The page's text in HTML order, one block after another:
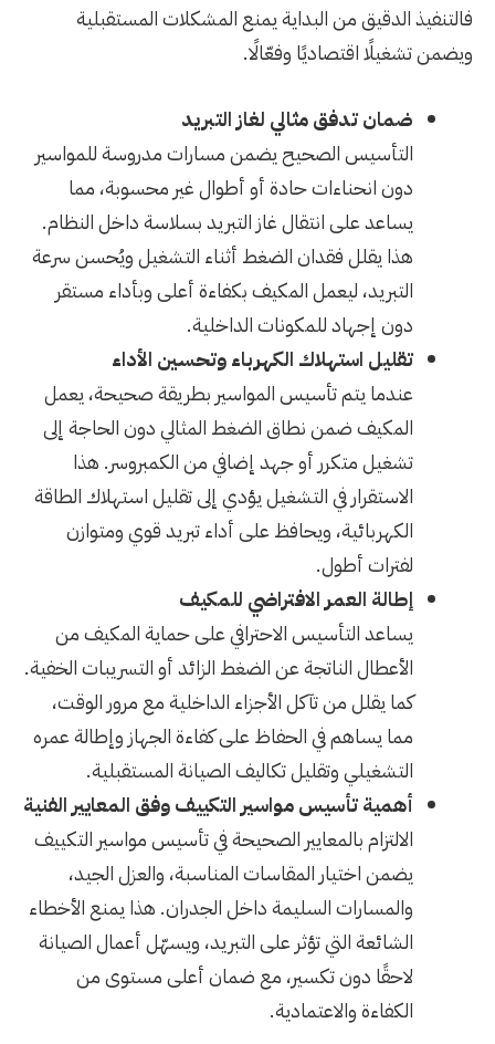
فالتنفيذ الدقيق من البداية يمنع المشكلات المستقبلية
ويضمن تشغيلًا اقتصاديًا وفعّالًا.
ضمان تدفق مثالي لغاز التبريد
التأسيس الصحيح يضمن مسارات مدروسة للمواسير
دون انحناءات حادة أو أطوال غير محسوبة، مما
يساعد على انتقال غاز التبريد بسلاسة داخل النظام.
هذا يقلل فقدان الضغط أثناء التشغيل ويُحسن سرعة
التبريد، ليعمل المكيف بكفاءة أعلى وبأداء مستقر
دون إجهاد للمكونات الداخلية.
تقليل استهلاك الكهرباء وتحسين الأداء
عندما يتم تأسيس المواسير بطريقة صحيحة، يعمل
المكيف ضمن نطاق الضغط المثالي دون الحاجة إلى
تشغيل متكرر أو جهد إضافي من الكمبروسر. هذا
الاستقرار في التشغيل يؤدي إلى تقليل استهلاك الطاقة
الكهربائية، ويحافظ على أداء تبريد قوي ومتوازن
لفترات أطول.
إطالة العمر الافتراضي للمكيف
يساعد التأسيس الاحترافي على حماية المكيف من
الأعطال الناتجة عن الضغط الزائد أو التسريبات الخفية.
كما يقلل من تآكل الأجزاء الداخلية مع مرور الوقت،
مما يساهم في الحفاظ على كفاءة الجهاز وإطالة عمره
التشغيلي وتقليل تكاليف الصيانة المستقبلية.
أهمية تأسيس مواسير التكييف وفق المعايير الفنية
الالتزام بالمعايير الصحيحة في تأسيس مواسير التكييف
يضمن اختيار المقاسات المناسبة، والعزل الجيد،
والمسارات السليمة داخل الجدران. هذا يمنع الأخطاء
الشائعة التي تؤثر على التبريد، ويسهّل أعمال الصيانة
لاحقًا دون تكسير، مع ضمان أعلى مستوى من
الكفاءة والاعتمادية.